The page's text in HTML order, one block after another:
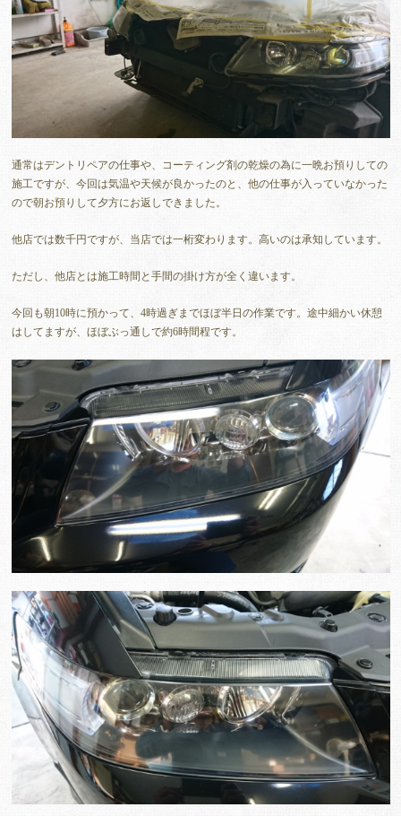
通常はデントリペアの仕事や、コーティング剤の乾燥の為に一晩お預りしての
施工ですが、今回は気温や天候が良かったのと、他の仕事が入っていなかった
ので朝お預りして夕方にお返しできました。
他店では数千円ですが、当店では一桁変わります。高いのは承知しています。
ただし、他店とは施工時間と手間の掛け方が全く違います。
今回も朝10時に預かって、4時過ぎまでほぼ半日の作業です。途中細かい休憩
はしてますが、ほぼぶっ通しで約6時間程です。